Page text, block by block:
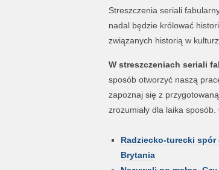
Streszczenia seriali
nadal będzie królować
związanych historią w
W streszczeniach seriali
sposób otworzyć naszą
zapoznaj się z
zrozumiały dla laika
Radziecko-turecki spór
Brytania